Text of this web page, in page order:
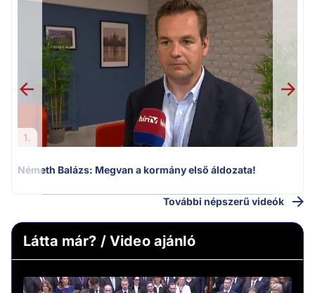
1.
Németh Balázs: Megvan a kormány első áldozata!
További népszerű videók
Látta már? / Video ajánló